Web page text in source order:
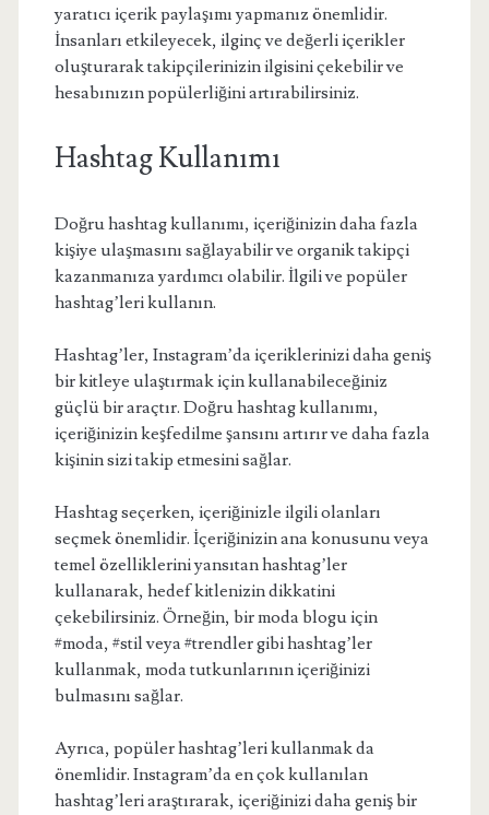
yaratıcı içerik paylaşımı yapmanız önemlidir.
İnsanları etkileyecek, ilginç ve değerli içerikler
oluşturarak takipçilerinizin ilgisini çekebilir ve
hesabınızın popülerliğini artırabilirsiniz.
Hashtag Kullanımı
Doğru hashtag kullanımı, içeriğinizin daha fazla
kişiye ulaşmasını sağlayabilir ve organik takipçi
kazanmanıza yardımcı olabilir. İlgili ve popüler
hashtag’leri kullanın.
Hashtag’ler, Instagram’da içeriklerinizi daha geniş
bir kitleye ulaştırmak için kullanabileceğiniz
güçlü bir araçtır. Doğru hashtag kullanımı,
içeriğinizin keşfedilme şansını artırır ve daha fazla
kişinin sizi takip etmesini sağlar.
Hashtag seçerken, içeriğinizle ilgili olanları
seçmek önemlidir. İçeriğinizin ana konusunu veya
temel özelliklerini yansıtan hashtag’ler
kullanarak, hedef kitlenizin dikkatini
çekebilirsiniz. Örneğin, bir moda blogu için
#moda, #stil veya #trendler gibi hashtag’ler
kullanmak, moda tutkunlarının içeriğinizi
bulmasını sağlar.
Ayrıca, popüler hashtag’leri kullanmak da
önemlidir. Instagram’da en çok kullanılan
hashtag’leri araştırarak, içeriğinizi daha geniş bir